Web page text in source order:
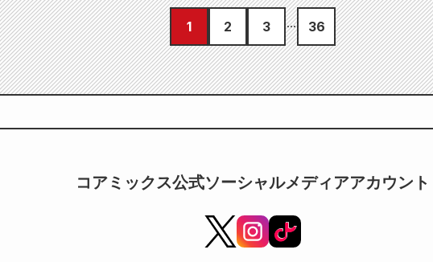
1 2 3 36
コアミックス公式ソーシャルメディアアカウント